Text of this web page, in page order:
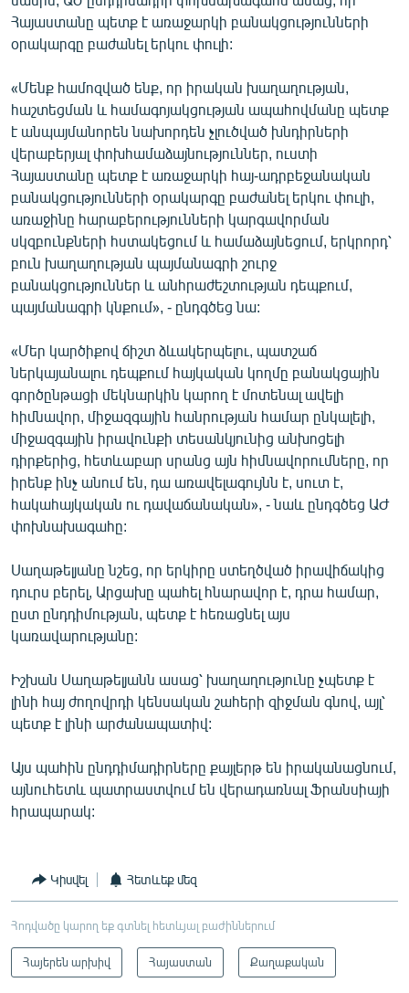
Հայաստանը պետք է առաջարկի բանակցությունների
օրակարգը բաժանել երկու փուլի:
«Մենք համոզված ենք, որ իրական խաղաղության,
հաշտեցման և համագոյակցության ապահովմանը պետք
է անպայմանորեն նախորդեն չլուծված խնդիրների
վերաբերյալ փոխհամաձայնություններ, ուստի
Հայաստանը պետք է առաջարկի հայ-ադրբեջանական
բանակցությունների օրակարգը բաժանել երկու փուլի,
առաջինը հարաբերությունների կարգավորման
սկզբունքների հստակեցում և համաձայնեցում, երկրորդ՝
բուն խաղաղության պայմանագրի շուրջ
բանակցություններ և անհրաժեշտության դեպքում,
պայմանագրի կնքում», - ընդգծեց նա:
«Մեր կարծիքով ճիշտ ձևակերպելու, պատշաճ
ներկայանալու դեպքում հայկական կողմը բանակցային
գործընթացի մեկնարկին կարող է մոտենալ ավելի
հիմնավոր, միջազգային հանրության համար ընկալելի,
միջազգային իրավունքի տեսանկյունից անխոցելի
դիրքերից, հետևաբար սրանց այն հիմնավորումները, որ
իրենք ինչ անում են, դա առավելագույնն է, սուտ է,
հակահայկական ու դավաճանական», - նաև ընդգծեց ԱԺ
փոխնախագահը:
Սաղաթելյանը նշեց, որ երկիրը ստեղծված իրավիճակից
դուրս բերել, Արցախը պահել հնարավոր է, դրա համար,
ըստ ընդդիմության, պետք է հեռացնել այս
կառավարությանը:
Իշխան Սաղաթելյանն ասաց՝ խաղաղությունը չպետք է
լինի հայ ժողովրդի կենսական շահերի զիջման գնով, այլ՝
պետք է լինի արժանապատիվ:
Այս պահին ընդդիմադիրները քայլերթ են իրականացնում,
այնուհետև պատրաստվում են վերադառնալ Ֆրանսիայի
հրապարակ:
Կիսվել Հետևեք մեզ
Հոդվածը կարող եք գտնել հետևյալ բաժիններում
Հայերեն արխիվ Հայաստան Քաղաքական